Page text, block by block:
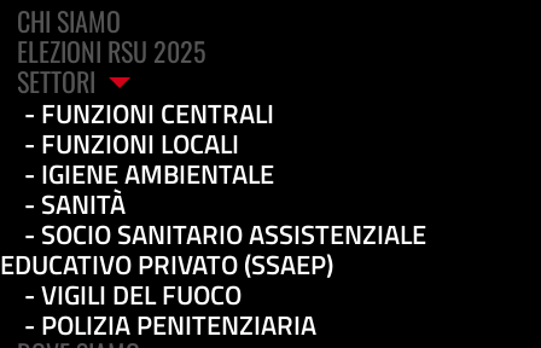
CHI SIAMO
ELEZIONI RSU 2025
SETTORI
FUNZIONI CENTRALI
FUNZIONI LOCALI
IGIENE AMBIENTALE
SANITÀ
SOCIO SANITARIO ASSISTENZIALE
EDUCATIVO PRIVATO (SSAEP)
VIGILI DEL FUOCO
POLIZIA PENITENZIARIA
In sanità taglio del
personale e delle
retribuzioni: con quali
risorse verrà messa in